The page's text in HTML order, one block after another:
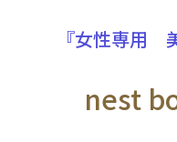
『女性専用
nest